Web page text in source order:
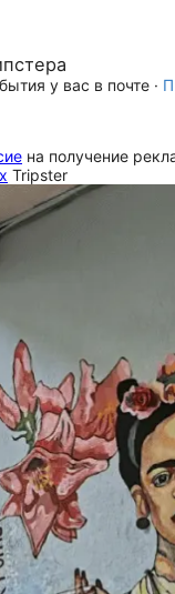
у вас в почте ·
на получение
Tripster